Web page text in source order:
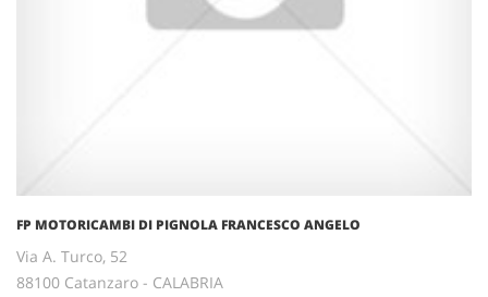
FP MOTORICAMBI DI PIGNOLA FRANCESCO ANGELO
Via A. Turco, 52
88100 Catanzaro - CALABRIA